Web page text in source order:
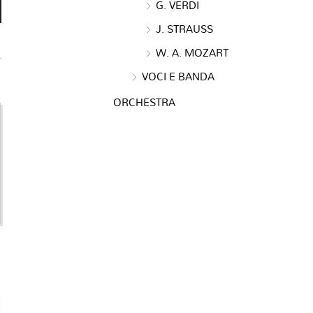
G. VERDI
J. STRAUSS
W. A. MOZART
VOCI E BANDA
ORCHESTRA